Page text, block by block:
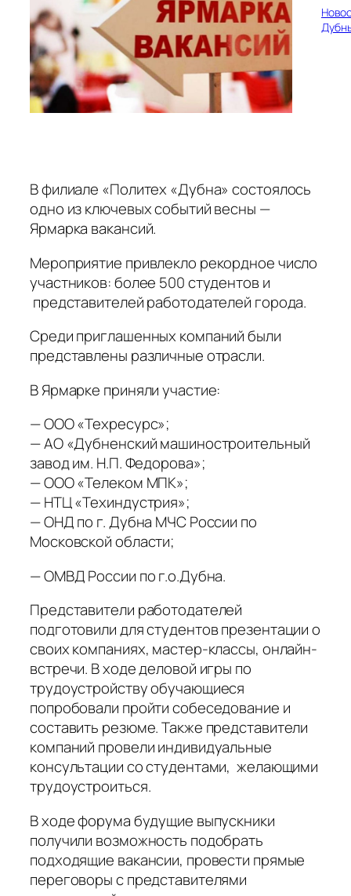
В филиале «Политех «Дубна» состоялось
одно из ключевых событий весны —
Ярмарка вакансий.
Мероприятие привлекло рекордное число
участников: более 500 студентов и
представителей работодателей города.
Среди приглашенных компаний были
представлены различные отрасли.
В Ярмарке приняли участие:
— ООО «Техресурс»;
— АО «Дубненский машиностроительный
завод им. Н.П. Федорова»;
— ООО «Телеком МПК»;
— НТЦ «Техиндустрия»;
— ОНД по г. Дубна МЧС России по
Московской области;
— ОМВД России по г.о.Дубна.
Представители работодателей
подготовили для студентов презентации о
своих компаниях, мастер-классы, онлайн-
встречи. В ходе деловой игры по
трудоустройству обучающиеся
попробовали пройти собеседование и
составить резюме. Также представители
компаний провели индивидуальные
консультации со студентами, желающими
трудоустроиться.
В ходе форума будущие выпускники
получили возможность подобрать
подходящие вакансии, провести прямые
переговоры с представителями